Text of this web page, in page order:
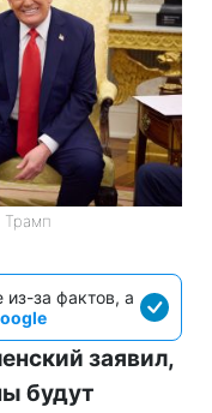
Трамп
за фактов, а
заявил,
будут